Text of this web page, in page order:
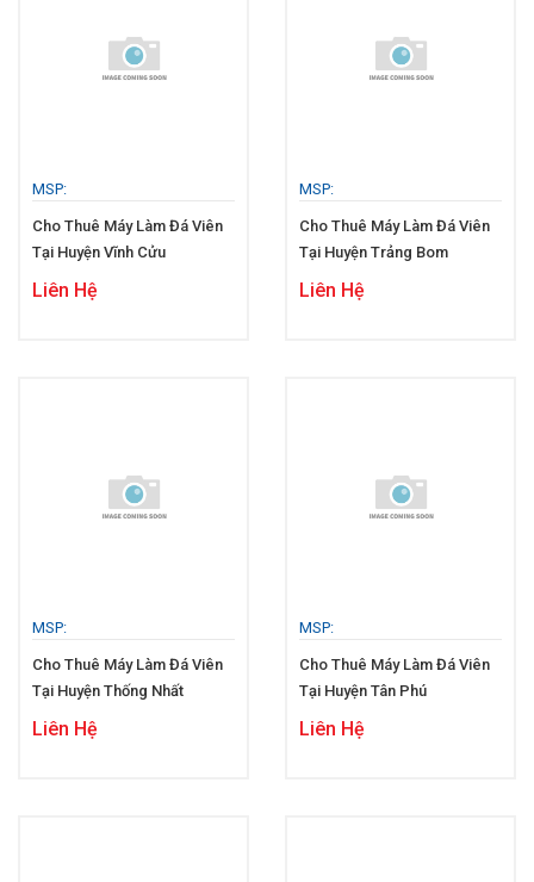
MSP:
Cho Thuê Máy Làm Đá Viên
Tại Huyện Vĩnh Cửu
Liên Hệ
MSP:
Cho Thuê Máy Làm Đá Viên
Tại Huyện Trảng Bom
Liên Hệ
MSP:
Cho Thuê Máy Làm Đá Viên
Tại Huyện Thống Nhất
Liên Hệ
MSP:
Cho Thuê Máy Làm Đá Viên
Tại Huyện Tân Phú
Liên Hệ